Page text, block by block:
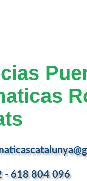
- 618 804 096